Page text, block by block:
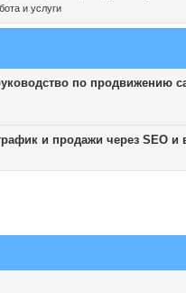
и услуги
по продвижению
и продажи через SEO